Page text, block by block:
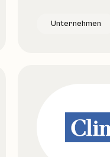
Unternehmen